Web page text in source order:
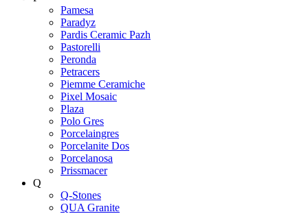
Pamesa
Paradyz
Pardis Ceramic Pazh
Pastorelli
Peronda
Petracers
Piemme Ceramiche
Pixel Mosaic
Plaza
Polo Gres
Porcelaingres
Porcelanite Dos
Porcelanosa
Prissmacer
Q
Q-Stones
QUA Granite